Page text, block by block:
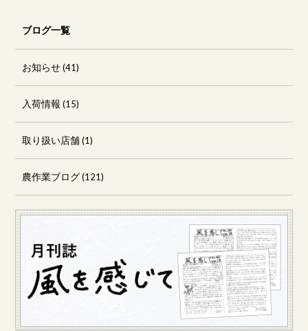
ブログ一覧
お知らせ(41)
入荷情報 (15)
取り扱い店舗(1)
農作業ブログ(121)